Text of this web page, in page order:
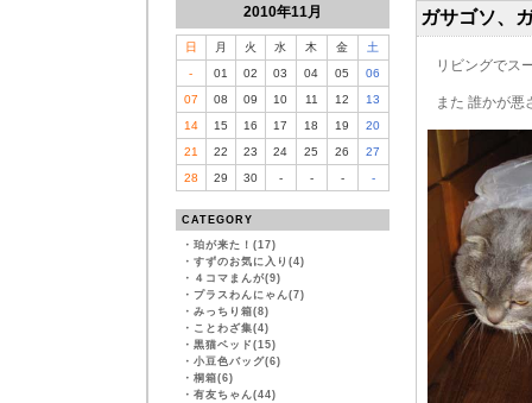
2010年11月
日 月 火 水 木 金
土
-
01 02 03 04 05
06
07
08 09 10 11 12
13
14
15 16 17 18 19
20
21
22 23 24 25 26
27
28
29 30 - - - -
CATEGORY
・ 珀が来た！(17)
・ すずのお気に入り(4)
・ ４コマまんが(9)
・ プラスわんにゃん(7)
・ みっちり箱(8)
・ ことわざ集(4)
・ 黒猫ベッド(15)
・ 小豆色バッグ(6)
・ 桐箱(6)
・ 有友ちゃん(44)
ガサゴソ、
リビングでス
また 誰かが悪